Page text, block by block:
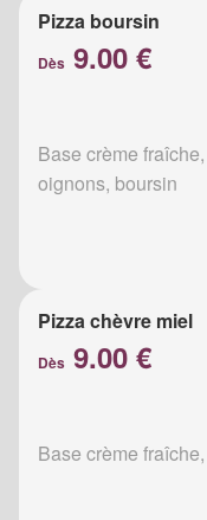
Pizza boursin
Dès 9.00 €
Base crème
oignons, boursin
Pizza chèvre miel
Dès 9.00 €
Base crème